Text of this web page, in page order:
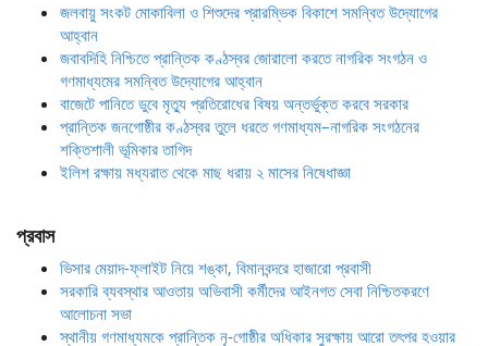
জলবায়ু সংকট মোকাবিলা ও শিশুদের প্রারম্ভিক বিকাশে সমন্বিত উদ্যোগের
আহ্বান
জবাবদিহি নিশ্চিতে প্রান্তিক কণ্ঠস্বর জোরালো করতে নাগরিক সংগঠন ও
গণমাধ্যমের সমন্বিত উদ্যোগের আহ্বান
বাজেটে পানিতে ডুবে মৃত্যু প্রতিরোধের বিষয় অন্তর্ভুক্ত করবে সরকার
প্রান্তিক জনগোষ্ঠীর কণ্ঠস্বর তুলে ধরতে গণমাধ্যম–নাগরিক সংগঠনের
শক্তিশালী ভূমিকার তাগিদ
ইলিশ রক্ষায় মধ্যরাত থেকে মাছ ধরায় ২ মাসের নিষেধাজ্ঞা
প্রবাস
ভিসার মেয়াদ-ফ্লাইট নিয়ে শঙ্কা, বিমানবন্দরে হাজারো প্রবাসী
সরকারি ব্যবস্থার আওতায় অভিবাসী কর্মীদের আইনগত সেবা নিশ্চিতকরণে
আলোচনা সভা
স্থানীয় গণমাধ্যমকে প্রান্তিক নৃ-গোষ্ঠীর অধিকার সুরক্ষায় আরো তৎপর হওয়ার